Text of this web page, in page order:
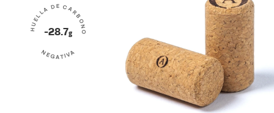
HUELLA DE CARBONO
-28.7g
NEGATIVA